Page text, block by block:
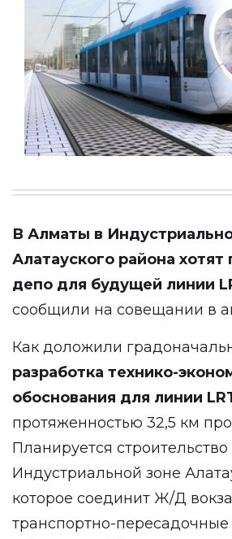
В Алматы в
Алатауского района хотят
депо для будущей линии
сообщили на совещании в
Как доложили
разработка технико-
обоснования для линии
протяженностью 32,5 км
Планируется
Индустриальной зоне
которое соединит Ж/Д
транспортно-пересадочные